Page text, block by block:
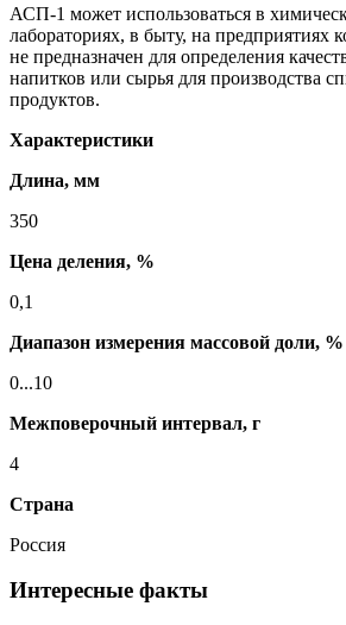
АСП-1 может использоваться в
лабораториях, в быту, на предприятиях
не предназначен для определения
напитков или сырья для производства
продуктов.
Характеристики
Длина, мм
350
Цена деления, %
0,1
Диапазон измерения массовой доли, %
0...10
Межповерочный интервал, г
4
Страна
Россия
Интересные факты